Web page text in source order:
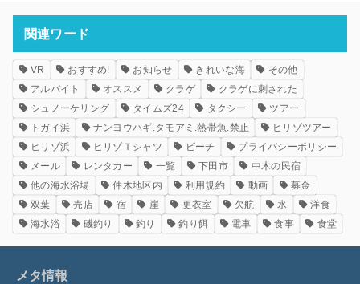
関連ワード
VR おすすめ! お知らせ きれいな海
その他
アルバイト
オススメ クラゲ
クラゲに刺された
シュノーケリング
タイムズ24 タクシー
ツアー
トガイ浜
ナンヨウハギ.タモアミ.熱帯魚.禁止
ヒリゾツアー
ヒリゾ浜
ヒリゾＴシャツ ビーチ
プライバシーポリシー
メール
レンタカー 一覧 下田市
中木の民宿
他の海水浴場
仲木地区内 利用規約 動画
募金
双葉
売店 宿 崖 更衣室 欠航 氷
洋食
海水浴
磯釣り 釣り 釣り餌 電車 食事 食堂
メタ情報